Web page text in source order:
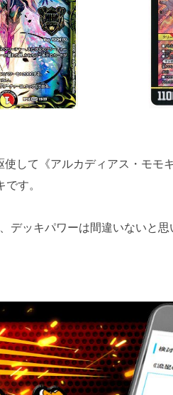
使して《アルカディアス・モモ
す。
ッキパワーは間違いないと思